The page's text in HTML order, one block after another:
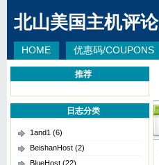
北山美国主机评论
HOME 优惠码/COUPONS
推荐
日志分类
1and1 (6)
BeishanHost (2)
BlueHost (22)